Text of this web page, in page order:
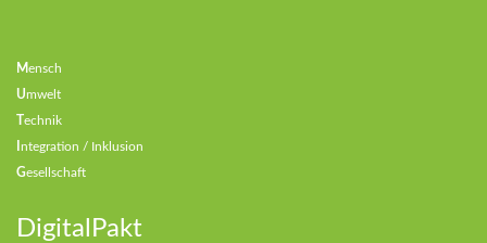
Mensch
Umwelt
Technik
ntegration / Inklusion
Gesellschaft
DigitalPakt